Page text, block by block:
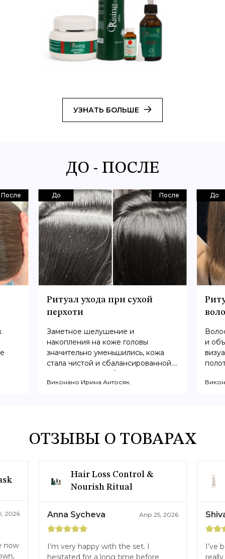
УЗНАТЬ БОЛЬШЕ
ДО - ПОСЛЕ
После До После
Ритуал ухода при сухой
перхоти
Заметное шелушение и
накопления на коже головы
значительно уменьшились, кожа
стала чистой и сбалансированной.
Волосы выглядят более гладкими,
блестящими и здоровыми.
Виконано Ирина Антосяк.
До
и
ОТЗЫВЫ О ТОВАРАХ
2026
now
Hair Loss Control &
Nourish Ritual
Anna Sycheva Апр 25, 2026
I’m very happy with the set. I
hesitated for a long time before
I’ve